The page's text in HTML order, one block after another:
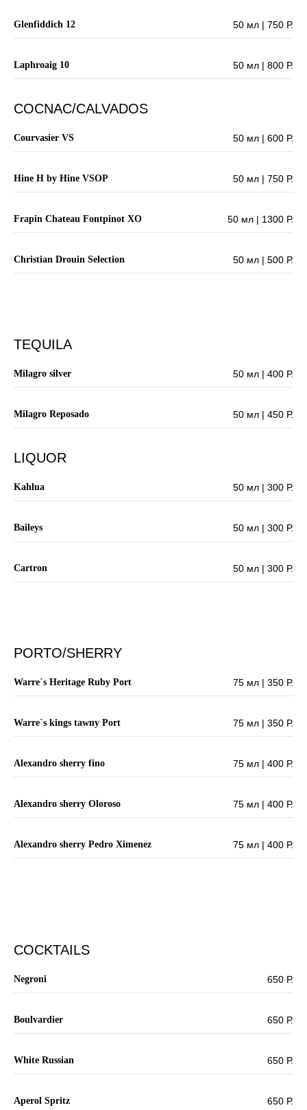
Glenfiddich 12 50 мл | 750 Р.
Laphroaig 10 50 мл | 800 Р.
COCNAC/CALVADOS
Courvasier VS 50 мл | 600 Р.
Hine H by Hine VSOP 50 мл | 750 Р.
Frapin Chateau Fontpinot XO 50 мл | 1300 Р.
Сhristian Drouin Selection 50 мл | 500 Р.
TEQUILA
Milagro silver 50 мл | 400 Р.
Milagro Reposado 50 мл | 450 Р.
LIQUOR
Kahlua 50 мл | 300 Р.
Baileys 50 мл | 300 Р.
Cartron 50 мл | 300 Р.
PORTO/SHERRY
Warre`s Heritage Ruby Port 75 мл | 350 Р.
Warre`s kings tawny Port 75 мл | 350 Р.
Alexandro sherry fino 75 мл | 400 Р.
Alexandro sherry Oloroso 75 мл | 400 Р.
Alexandro sherry Pedro Ximenez 75 мл | 400 Р.
COCKTAILS
Negroni 650 Р.
Boulvardier 650 Р.
White Russian 650 Р.
Aperol Spritz 650 Р.